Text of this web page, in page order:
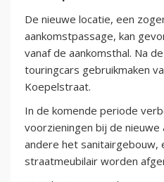
De nieuwe locatie, een
aankomstpassage, kan
vanaf de aankomsthal. Na
touringcars gebruikmaken
Koepelstraat.
In de komende periode
voorzieningen bij de
andere het sanitairgebouw,
straatmeubilair worden